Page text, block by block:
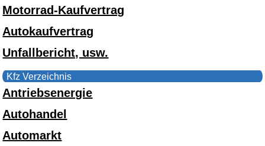
Motorrad-Kaufvertrag
Autokaufvertrag
Unfallbericht, usw.
Kfz Verzeichnis
Antriebsenergie
Autohandel
Automarkt